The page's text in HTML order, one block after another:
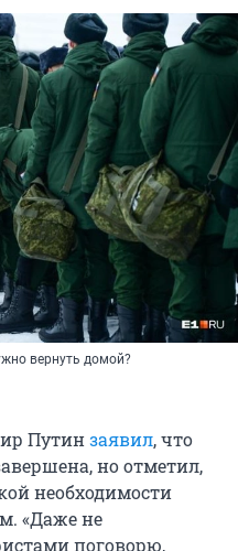
вернуть домой?
Путинзаявил, что
но отметил,
необходимости
«Даже не
поговорю,